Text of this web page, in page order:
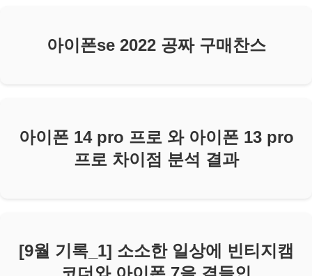
아이폰se 2022 공짜 구매찬스
아이폰 14 pro 프로 와 아이폰 13 pro
프로 차이점 분석 결과
[9월 기록_1] 소소한 일상에 빈티지캠